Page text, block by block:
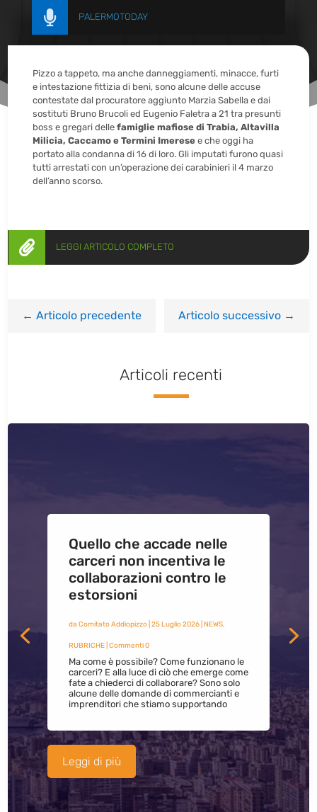
 PALERMOTODAY
Pizzo a tappeto, ma anche danneggiamenti, minacce, furti
e intestazione fittizia di beni, sono alcune delle accuse
contestate dal procuratore aggiunto Marzia Sabella e dai
sostituti Bruno Brucoli ed Eugenio Faletra a 21 tra presunti
boss e gregari dellefamiglie mafiose di Trabia, Altavilla
Milicia, Caccamo e Termini Imerese e che oggi ha
portato alla condanna di 16 di loro. Gli imputati furono quasi
tutti arrestati con un’operazione dei carabinieri il 4 marzo
dell’anno scorso.
 LEGGI ARTICOLO COMPLETO
←Articolo precedente Articolo successivo→
Articoli recenti
Quello che accade nelle
carceri non incentiva le
collaborazioni contro le
estorsioni
da Comitato Addiopizzo| 25 Luglio 2026| NEWS,
RUBRICHE| Commenti 0
Ma come è possibile? Come funzionano le
carceri? E alla luce di ciò che emerge come
fate a chiederci di collaborare? Sono solo
alcune delle domande di commercianti e
imprenditori che stiamo supportando
Leggi di più